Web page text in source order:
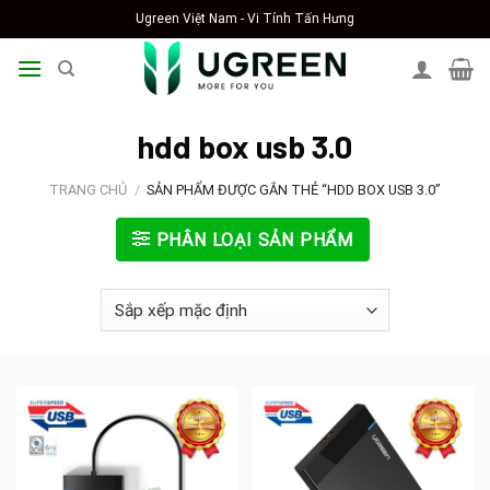
to
content
Ugreen Việt Nam - Vi Tính Tấn Hưng
hdd box usb 3.0
TRANG CHỦ / SẢN PHẨM ĐƯỢC GẮN THẺ “HDD BOX USB 3.0”
PHÂN LOẠI SẢN PHẨM